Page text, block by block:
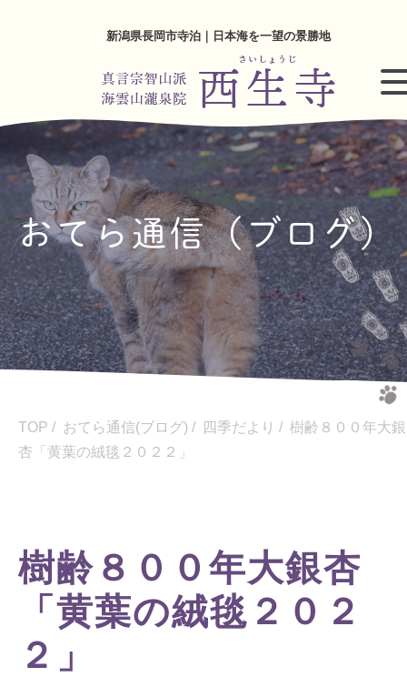
新潟県長岡市寺泊｜日本海を一望の景勝地
おてら通信（ブログ）
TOP / おてら通信(ブログ) / 四季だより / 樹齢８００年大銀
杏「黄葉の絨毯２０２２」
樹齢８００年大銀杏
「黄葉の絨毯２０２
２」